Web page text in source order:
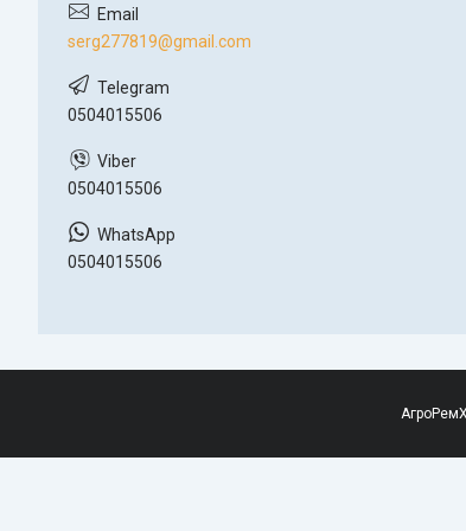
serg277819@gmail.com
0504015506
0504015506
0504015506